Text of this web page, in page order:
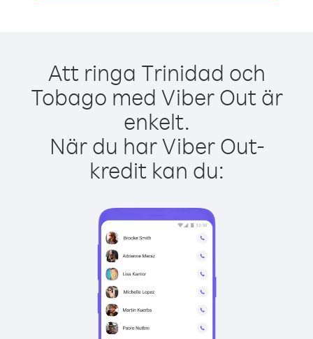
Att ringa Trinidad och
Tobago med Viber Out är
enkelt.
När du har Viber Out-
kredit kan du: